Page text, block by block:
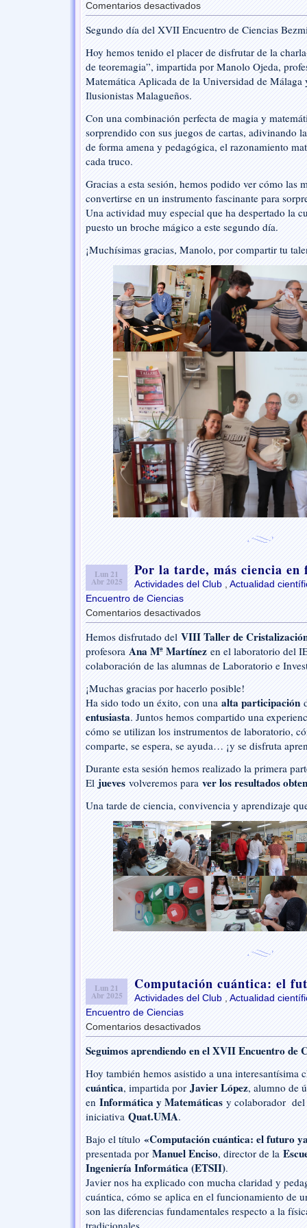
Comentarios desactivadosen
Unas
píldoras
teoremagia
Segundo día del XVII Encuentro de Ciencias
Hoy hemos tenido el placer de disfrutar de la
de teoremagia”, impartida por Manolo Ojeda,
Matemática Aplicada de la Universidad de
Ilusionistas Malagueños.
Con una combinación perfecta de magia y
sorprendido con sus juegos de cartas, adivinando
de forma amena y pedagógica, el razonamiento
cada truco.
Gracias a esta sesión, hemos podido ver cómo las
convertirse en un instrumento fascinante para
Una actividad muy especial que ha despertado la
puesto un broche mágico a este segundo día.
¡Muchísimas gracias, Manolo, por compartir tu
Lun 21
Abr 2025
Por la tarde, más ciencia en
Actividades del Club
Actualidad
Encuentro de Ciencias
Comentarios desactivadosen
Por
la
en
familia
Hemos disfrutado del VIII Taller de
profesora Ana Mª Martínez en el laboratorio del
colaboración de las alumnas de Laboratorio e
¡Muchas gracias por hacerlo posible!
Ha sido todo un éxito, con una alta participación
entusiasta. Juntos hemos compartido una
cómo se utilizan los instrumentos de laboratorio,
comparte, se espera, se ayuda… ¡y se disfruta
Durante esta sesión hemos realizado la primera
El jueves volveremos para ver los resultados
Una tarde de ciencia, convivencia y aprendizaje
Lun 21
Abr 2025
Computación cuántica: el
Actividades del Club
Actualidad
Encuentro de Ciencias
Comentarios desactivadosen
Computación
cuántica:
futuro
ya
está
Seguimos aprendiendo en el XVII Encuentro de
Hoy también hemos asistido a una interesantísima
cuántica, impartida por Javier López, alumno de
en Informática y Matemáticas y colaborador
iniciativa Quat.UMA.
Bajo el título «Computación cuántica: el futuro
presentada por Manuel Enciso, director de la
Ingeniería Informática (ETSII).
Javier nos ha explicado con mucha claridad y
cuántica, cómo se aplica en el funcionamiento de
son las diferencias fundamentales respecto a la
tradicionales.